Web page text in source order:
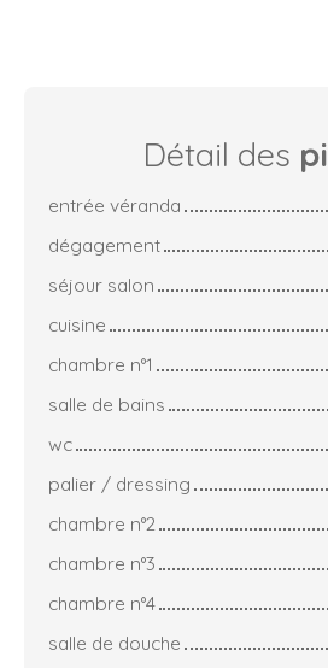
Détail des
entrée véranda
dégagement
séjour salon
cuisine
chambre n°1
salle de bains
wc
palier / dressing
chambre n°2
chambre n°3
chambre n°4
salle de douche